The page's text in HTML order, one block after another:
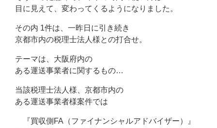
目に見えて、変わってくるようになりました。
その内 1件は、一昨日に引き続き
京都市内の税理士法人様との打合せ。
テーマは、大阪府内の
ある運送事業者に関するもの…
当該税理士法人様、京都市内の
ある運送事業者様案件では
『買収側FA（ファイナンシャルアドバイザー）』